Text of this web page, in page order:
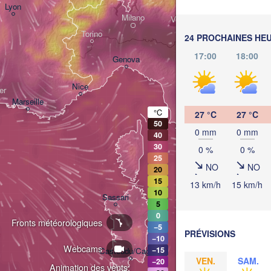
24 PROCHAINES
17:00
18:00
27 °C
0 mm
0 %
NO
13 km/h
27 °C
0 mm
0 %
NO
15 km/h
PRÉVISIONS
VEN. SAM.
Animation des vents:
Webcams
Fronts météorologiques
Milano
Lyon
Marseille
Torino
Genova
Verona
Nice
Sassari
Casteddu/Cagliari
Perugia
Bologna
ITALIE
°C
50
40
30
25
20
15
10
5
0
−5
−10
−15
−20